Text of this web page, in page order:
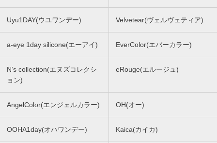
Uyu1DAY(ウユワンデー) Velvetear(ヴェルヴェティア)
a-eye 1day silicone(エーアイ) EverColor(エバーカラー)
N’s collection(エヌズコレクシ
ョン)
eRouge(エルージュ)
AngelColor(エンジェルカラー) OH(オー)
OOHA1day(オハワンデー) Kaica(カイカ)